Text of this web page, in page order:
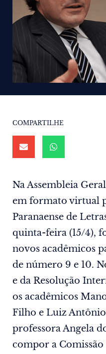
COMPARTILHE
Na Assembleia
em formato virtual
Paranaense de
quinta-feira (15/4),
novos acadêmicos
de número 9 e 10.
e da Resolução
os acadêmicos
Filho e Luiz
professora Angela
compor a